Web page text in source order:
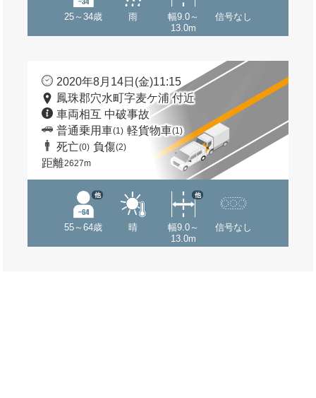
25～34歳 雨
幅9.0～
13.0m
信号なし
2020年8月14日(金)11:15
鳳珠郡穴水町字麦ケ浦 付近
車両相互 中破事故
普通乗用車(1) 軽貨物車(1)
死亡(0) 負傷(2)
距離2627m
55～64歳
他
晴
幅9.0～
13.0m
他
信号なし